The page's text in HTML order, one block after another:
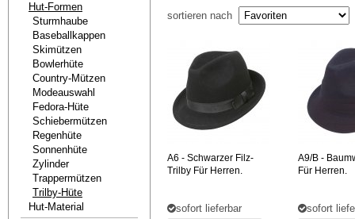
Hut-Formen
Sturmhaube
Baseballkappen
Skimützen
Bowlerhüte
Country-Mützen
Modeauswahl
Fedora-Hüte
Schiebermützen
Regenhüte
Sonnenhüte
Zylinder
Trappermützen
Trilby-Hüte
Hut-Material
sortieren nach
A6 - Schwarzer Filz-
Trilby Für Herren.
sofort lieferbar
A9/B -
Für Herren.
sofort